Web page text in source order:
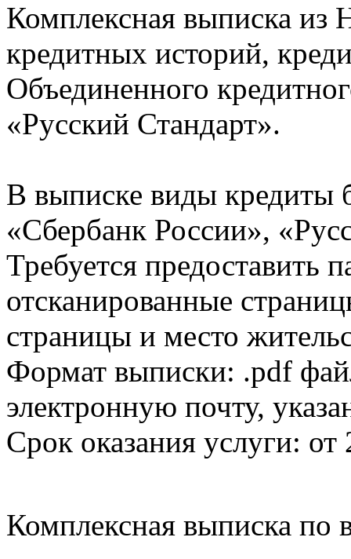
Комплексная выписка из
кредитных историй,
Объединенного
«Русский Стандарт».
В выписке виды кредиты
«Сбербанк России»,
Требуется предоставить
отсканированные
страницы и место
Формат выписки: .pdf
электронную почту,
Срок оказания услуги: от
Комплексная выписка